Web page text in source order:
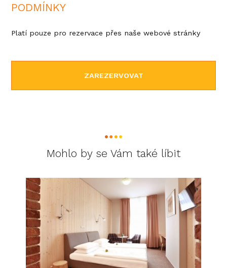
PODMÍNKY
Platí pouze pro rezervace přes naše webové stránky
ZAREZERVOVAT
Mohlo by se Vám také líbit